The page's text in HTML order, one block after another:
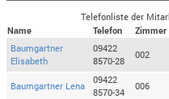
Telefonliste der
Name
Telefon Zimmer
Baumgartner
Elisabeth
09422
8570-28
002
Baumgartner Lena
09422
8570-34
006